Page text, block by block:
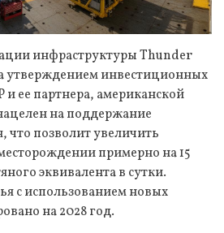
инфраструктуры Thunder
утверждением инвестиционных
и ее партнера, американской
на поддержание
что позволит увеличить
примерно на 15
эквивалента в сутки.
с использованием новых
на 2028 год.